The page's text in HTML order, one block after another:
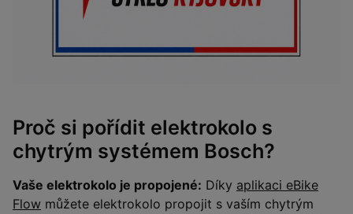
Proč si pořídit elektrokolo s
chytrým systémem Bosch?
Vaše elektrokolo je propojené: Díky aplikaci eBike
Flow můžete elektrokolo propojit s vaším chytrým